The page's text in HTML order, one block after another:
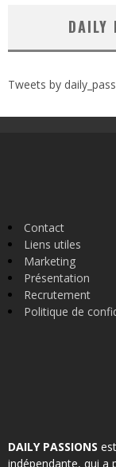
DAILY
Tweets by
Contact
Liens utiles
Marketing
Présentation
Recrutement
Politique de
DAILY PASSIONS
indépendante, qui a